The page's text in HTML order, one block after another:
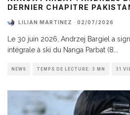
DERNIER CHAPITRE
LILIAN MARTINEZ · 02/07/2026
Le 30 juin 2026, Andrzej Bargiel a
intégrale à ski du Nanga Parbat (8
NEWS TEMPS DE LECTURE: 3 MN 31